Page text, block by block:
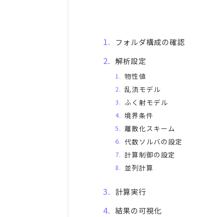
フォルダ構成の確認
解析設定
物性値
乱流モデル
ふく射モデル
境界条件
離散化スキーム
代数ソルバの設定
計算制御の設定
並列計算
計算実行
結果の可視化